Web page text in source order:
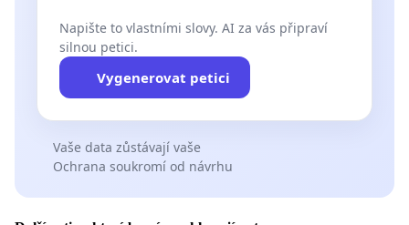
Napište to vlastními slovy. AI za vás připraví
silnou petici.
Vygenerovat petici
Vaše data zůstávají vaše
Ochrana soukromí od návrhu